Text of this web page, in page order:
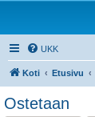
UKK
Koti Etusivu
Ostetaan